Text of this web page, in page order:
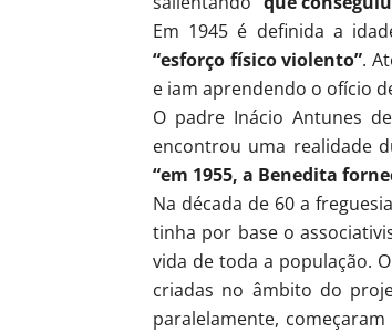
Em 1945 é definida a
“esforço físico violento”.
e iam aprendendo o ofício
O padre Inácio Antunes
encontrou uma realidade
“em 1955, a Benedita
Na década de 60 a
tinha por base o
vida de toda a população.
criadas no âmbito do
paralelamente,